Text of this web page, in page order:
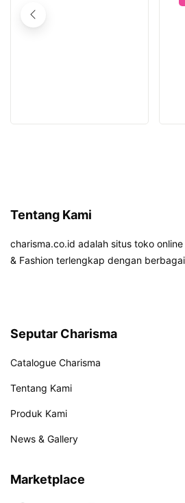
Tentang Kami
charisma.co.id adalah situs toko
& Fashion terlengkap dengan
Seputar Charisma
Catalogue Charisma
Tentang Kami
Produk Kami
News & Gallery
Marketplace